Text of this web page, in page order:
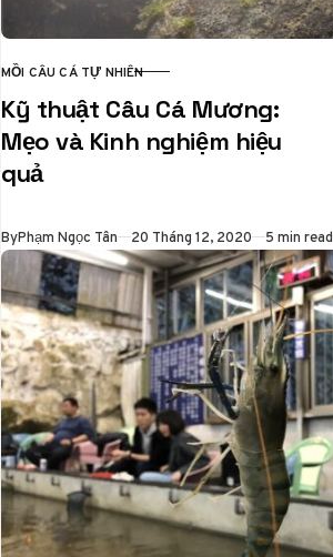
CATEGORY
MỒI CÂU CÁ TỰ NHIÊN
Kỹ thuật Câu Cá Mương:
Mẹo và Kinh nghiệm hiệu
quả
ByPhạm Ngọc Tân Published
20 Tháng 12, 2020 5 min read